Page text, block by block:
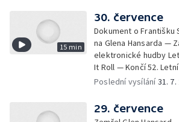
15 min
30. července
Dokument o Františku
na Glena Hansarda —
elektronické hudby
It Roll — Končí 52.
Krátké zprávy z
Poslední vysílání31. 7.
29. července